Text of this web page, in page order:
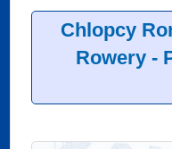
Chlopcy
Rowery -